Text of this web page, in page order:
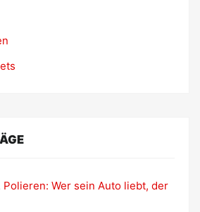
Polieren: Wer sein Auto liebt, der